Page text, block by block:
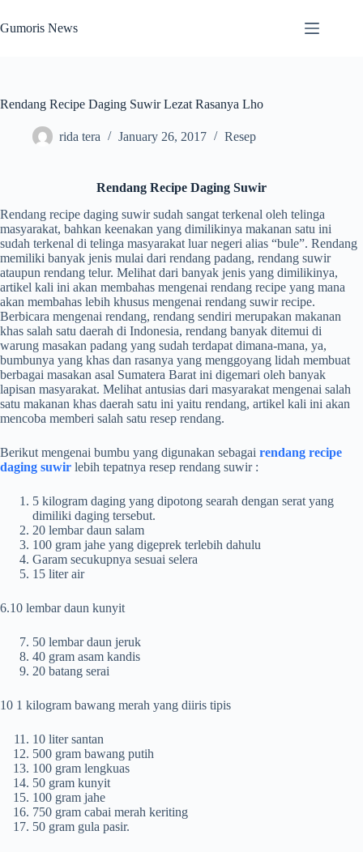
to
content
Gumoris News
Rendang Recipe Daging Suwir Lezat Rasanya Lho
rida tera January 26, 2017 Resep
Rendang Recipe Daging Suwir
Rendang recipe daging suwir sudah sangat terkenal oleh telinga
masyarakat, bahkan keenakan yang dimilikinya makanan satu ini
sudah terkenal di telinga masyarakat luar negeri alias “bule”. Rendang
memiliki banyak jenis mulai dari rendang padang, rendang suwir
ataupun rendang telur. Melihat dari banyak jenis yang dimilikinya,
artikel kali ini akan membahas mengenai rendang recipe yang mana
akan membahas lebih khusus mengenai rendang suwir recipe.
Berbicara mengenai rendang, rendang sendiri merupakan makanan
khas salah satu daerah di Indonesia, rendang banyak ditemui di
warung masakan padang yang sudah terdapat dimana-mana, ya,
bumbunya yang khas dan rasanya yang menggoyang lidah membuat
berbagai masakan asal Sumatera Barat ini digemari oleh banyak
lapisan masyarakat. Melihat antusias dari masyarakat mengenai salah
satu makanan khas daerah satu ini yaitu rendang, artikel kali ini akan
mencoba memberi salah satu resep rendang.
Berikut mengenai bumbu yang digunakan sebagai rendang recipe
daging suwir lebih tepatnya resep rendang suwir :
5 kilogram daging yang dipotong searah dengan serat yang
dimiliki daging tersebut.
20 lembar daun salam
100 gram jahe yang digeprek terlebih dahulu
Garam secukupnya sesuai selera
15 liter air
6.10 lembar daun kunyit
50 lembar daun jeruk
40 gram asam kandis
20 batang serai
10 1 kilogram bawang merah yang diiris tipis
10 liter santan
500 gram bawang putih
100 gram lengkuas
50 gram kunyit
100 gram jahe
750 gram cabai merah keriting
50 gram gula pasir.